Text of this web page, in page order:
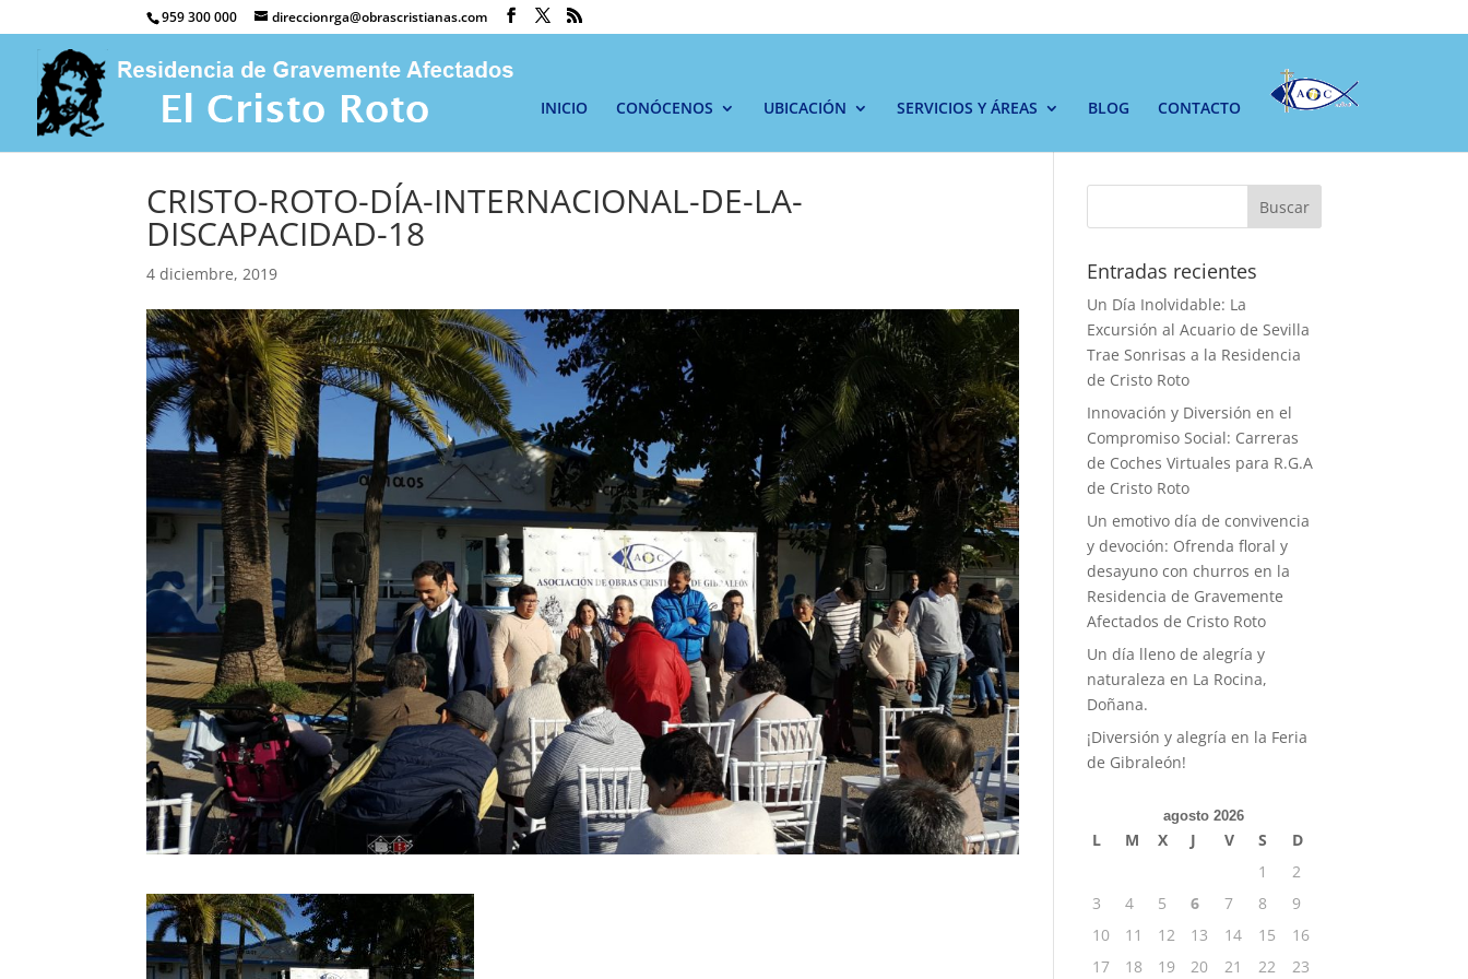
959 300 000 direccionrga@obrascristianas.com
INICIO CONÓCENOS UBICACIÓN SERVICIOS Y ÁREAS BLOG CONTACTO
CRISTO-ROTO-DÍA-INTERNACIONAL-DE-LA-
DISCAPACIDAD-18
4 diciembre, 2019
Buscar
Entradas recientes
Un Día Inolvidable: La
Excursión al Acuario de Sevilla
Trae Sonrisas a la Residencia
de Cristo Roto
Innovación y Diversión en el
Compromiso Social: Carreras
de Coches Virtuales para R.G.A
de Cristo Roto
Un emotivo día de convivencia
y devoción: Ofrenda floral y
desayuno con churros en la
Residencia de Gravemente
Afectados de Cristo Roto
Un día lleno de alegría y
naturaleza en La Rocina,
Doñana.
¡Diversión y alegría en la Feria
de Gibraleón!
agosto 2026
L M X J V S
D
1
2
3
4 5 6 7 8
9
10
11 12 13 14 15
16
17
18 19 20 21 22 23